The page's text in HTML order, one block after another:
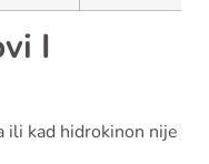
I
ili kad hidrokinon nije